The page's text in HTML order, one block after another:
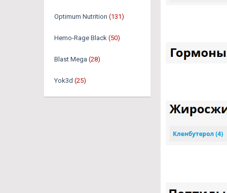
Optimum Nutrition (131)
Hemo-Rage Black (50)
Blast Mega (28)
Yok3d (25)